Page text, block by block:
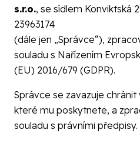
s.r.o., se sídlem Konviktská
23963174
(dále jen „Správce“),
souladu s Nařízením
(EU) 2016/679 (GDPR).
Správce se zavazuje
které mu poskytnete, a
souladu s právními předpisy.